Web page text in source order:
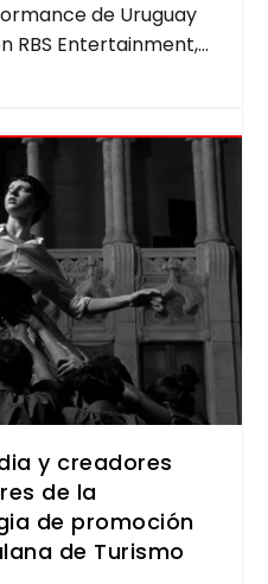
de Uru­guay
Enter­tain­ment,...
y creadores
de la
de promoción
de Turismo